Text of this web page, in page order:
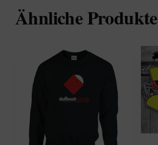
Ähnliche Produkte
Produkt
weist
Varianten